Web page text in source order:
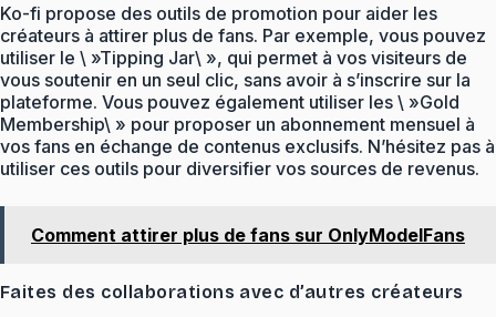
Ko-fi propose des outils de promotion pour aider les
créateurs à attirer plus de fans. Par exemple, vous pouvez
utiliser le \ »Tipping Jar\ », qui permet à vos visiteurs de
vous soutenir en un seul clic, sans avoir à s’inscrire sur la
plateforme. Vous pouvez également utiliser les \ »Gold
Membership\ » pour proposer un abonnement mensuel à
vos fans en échange de contenus exclusifs. N’hésitez pas à
utiliser ces outils pour diversifier vos sources de revenus.
Comment attirer plus de fans sur OnlyModelFans
Faites des collaborations avec d’autres créateurs